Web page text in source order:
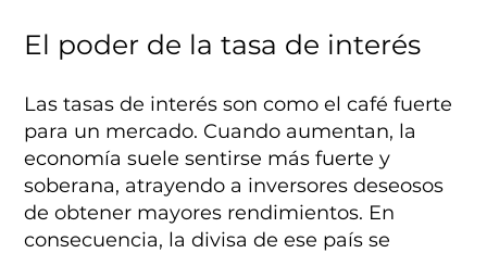
El poder de la tasa de interés
Las tasas de interés son como el café fuerte
para un mercado. Cuando aumentan, la
economía suele sentirse más fuerte y
soberana, atrayendo a inversores deseosos
de obtener mayores rendimientos. En
consecuencia, la divisa de ese país se